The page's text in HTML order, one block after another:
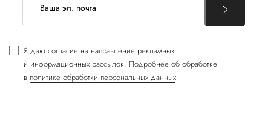
Я даю согласие на направление рекламных
и информационных рассылок. Подробнее об обработке
в политике обработки персональных данных